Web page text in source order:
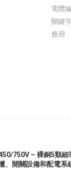
電纜
關鍵
應用
750V – 裸銅5類
、開關設備和配電系